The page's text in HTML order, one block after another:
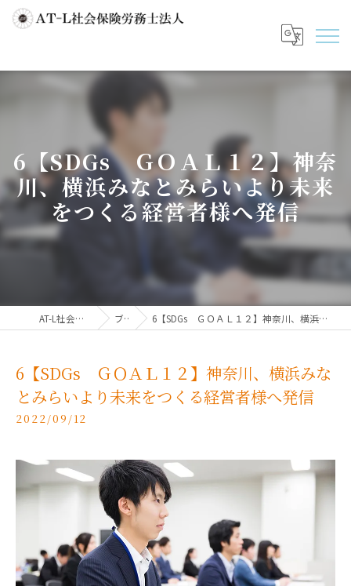
6【SDGs ＧＯＡＬ１２】神奈
川、横浜みなとみらいより未来
をつくる経営者様へ発信
AT-L社会保険労務士法人 ブログ 6【SDGs ＧＯＡＬ１２】神奈川、横浜みなとみらいより未来をつくる経営者様へ発信
6【SDGs ＧＯＡＬ１２】神奈川、横浜みな
とみらいより未来をつくる経営者様へ発信
2022/09/12